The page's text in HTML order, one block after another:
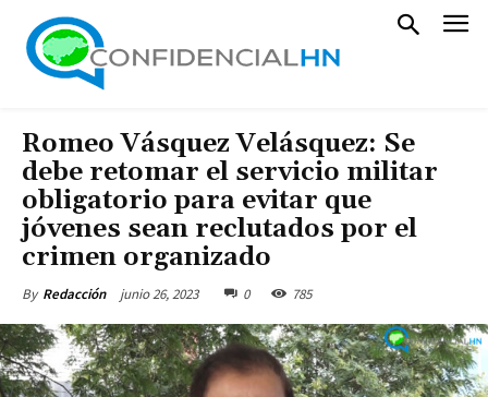
Romeo Vásquez Velásquez: Se
debe retomar el servicio militar
obligatorio para evitar que
jóvenes sean reclutados por el
crimen organizado
By Redacción junio 26, 2023 0 785